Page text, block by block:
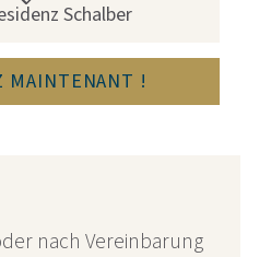
Schalber
Serfaus6534
MAINTENANT !
nach Vereinbarung